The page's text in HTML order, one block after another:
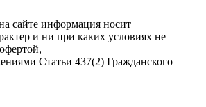
сайте информация носит
и ни при каких условиях не
Статьи 437(2) Гражданского